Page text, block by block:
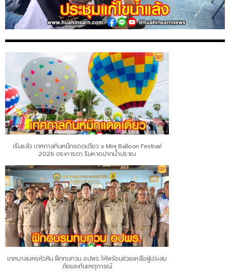
เริ่มแล้ว เทศกาลกินหมึกแดดเดียว x Mini Balloon Festival
2026 ตระการตา ริมหาดปากน้ำปราณ
เทศบาลนครหัวหิน ฝึกทบทวน อปพร. ให้พร้อมช่วยเหลือผู้ประสบ
ภัยและทันเหตุการณ์